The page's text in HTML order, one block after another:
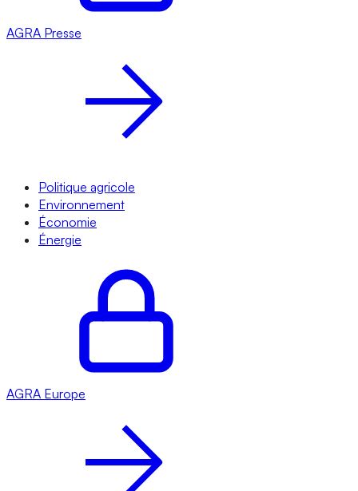
AGRA Presse
Politique agricole
Environnement
Économie
Énergie
AGRA Europe